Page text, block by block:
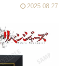
2025.08.27